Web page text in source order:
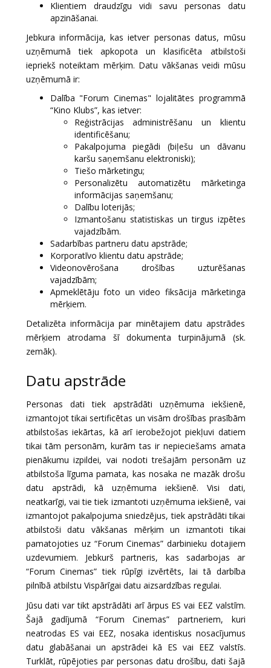
Klientiem draudzīgu vidi savu personas datu
apzināšanai.
Jebkura informācija, kas ietver personas datus, mūsu
uzņēmumā tiek apkopota un klasificēta atbilstoši
iepriekš noteiktam mērķim. Datu vākšanas veidi mūsu
uzņēmumā ir:
Dalība "Forum Cinemas" lojalitātes programmā
“Kino Klubs”, kas ietver:
Reģistrācijas administrēšanu un klientu
identificēšanu;
Pakalpojuma piegādi (biļešu un dāvanu
karšu saņemšanu elektroniski);
Tiešo mārketingu;
Personalizētu automatizētu mārketinga
informācijas saņemšanu;
Dalību loterijās;
Izmantošanu statistiskas un tirgus izpētes
vajadzībām.
Sadarbības partneru datu apstrāde;
Korporatīvo klientu datu apstrāde;
Videonovērošana drošības uzturēšanas
vajadzībām;
Apmeklētāju foto un video fiksācija mārketinga
mērķiem.
Detalizēta informācija par minētajiem datu apstrādes
mērķiem atrodama šī dokumenta turpinājumā (sk.
zemāk).
Datu apstrāde
Personas dati tiek apstrādāti uzņēmuma iekšienē,
izmantojot tikai sertificētas un visām drošības prasībām
atbilstošas iekārtas, kā arī ierobežojot piekļuvi datiem
tikai tām personām, kurām tas ir nepieciešams amata
pienākumu izpildei, vai nodoti trešajām personām uz
atbilstoša līguma pamata, kas nosaka ne mazāk drošu
datu apstrādi, kā uzņēmuma iekšienē. Visi dati,
neatkarīgi, vai tie tiek izmantoti uzņēmuma iekšienē, vai
izmantojot pakalpojuma sniedzējus, tiek apstrādāti tikai
atbilstoši datu vākšanas mērķim un izmantoti tikai
pamatojoties uz “Forum Cinemas” darbinieku dotajiem
uzdevumiem. Jebkurš partneris, kas sadarbojas ar
“Forum Cinemas” tiek rūpīgi izvērtēts, lai tā darbība
pilnībā atbilstu Vispārīgai datu aizsardzības regulai.
Jūsu dati var tikt apstrādāti arī ārpus ES vai EEZ valstīm.
Šajā gadījumā “Forum Cinemas” partneriem, kuri
neatrodas ES vai EEZ, nosaka identiskus nosacījumus
datu glabāšanai un apstrādei kā ES vai EEZ valstīs.
Turklāt, rūpējoties par personas datu drošību, dati šajā